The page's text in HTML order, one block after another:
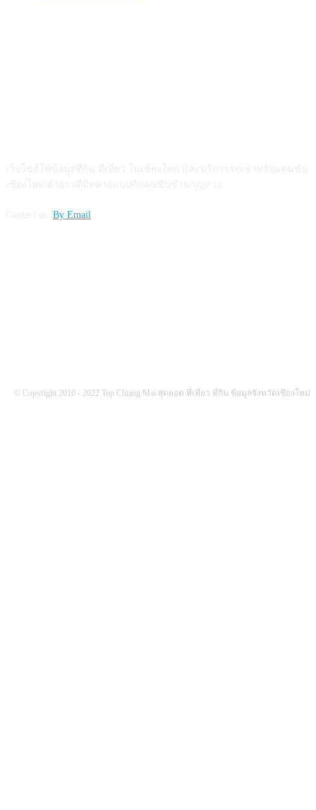
By Email
© Copyright 2010 - 2022 Top Chiang Mai สุดยอด ที่เที่ยว ที่กิน ข้อมูลจังหวัดเชียงใหม่